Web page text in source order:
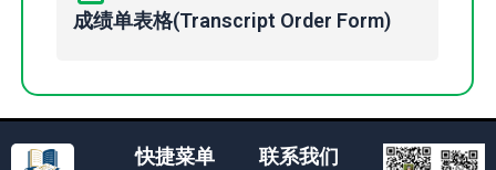
成绩单表格(Transcript Order Form)
快捷菜单 联系我们